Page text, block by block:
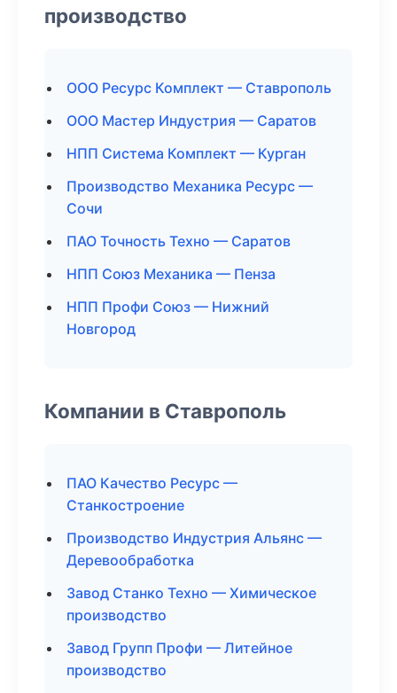
производство
ООО Ресурс Комплект — Ставрополь
ООО Мастер Индустрия — Саратов
НПП Система Комплект — Курган
Производство Механика Ресурс —
Сочи
ПАО Точность Техно — Саратов
НПП Союз Механика — Пенза
НПП Профи Союз — Нижний
Новгород
Компании в Ставрополь
ПАО Качество Ресурс —
Станкостроение
Производство Индустрия Альянс —
Деревообработка
Завод Станко Техно — Химическое
производство
Завод Групп Профи — Литейное
производство